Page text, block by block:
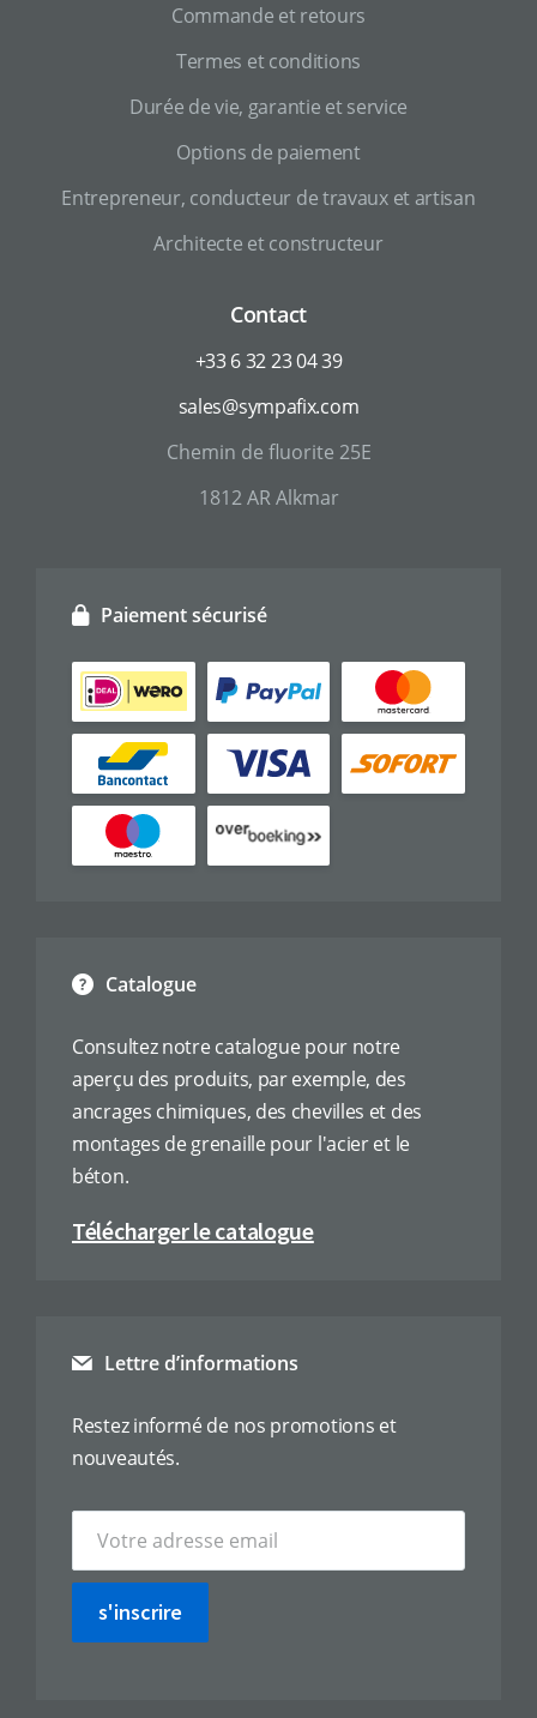
Commande et retours
Termes et conditions
Durée de vie, garantie et service
Options de paiement
Entrepreneur, conducteur de travaux et artisan
Architecte et constructeur
Contact
+33 6 32 23 04 39
sales@sympafix.com
Chemin de fluorite 25E
1812 AR Alkmar
Catalogue
Consultez notre catalogue pour notre
aperçu des produits, par exemple, des
ancrages chimiques, des chevilles et des
montages de grenaille pour l'acier et le
béton.
Télécharger le catalogue
Paiement sécurisé
Lettre d’informations
Restez informé de nos promotions et
nouveautés.
s'inscrire